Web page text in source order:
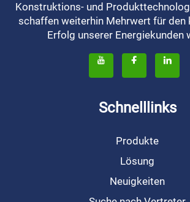
Konstruktions- und
schaffen weiterhin Mehrwert für den
Erfolg unserer Energiekunden
Schnelllinks
Produkte
Lösung
Neuigkeiten